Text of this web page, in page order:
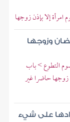
إلا بإذن زوجها
وزوجها
التطوع > باب
زوجها حاضرا غير
على شيء